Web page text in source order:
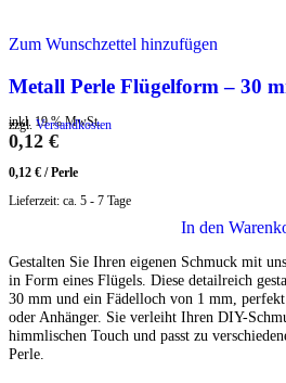
Zum Wunschzettel hinzufügen
Metall Perle Flügelform – 30
inkl. 19 % MwSt.
zzgl. Versandkosten
0,12 €
0,12 € /Perle
Lieferzeit: ca. 5 - 7 Tage
In den
Gestalten Sie Ihren eigenen Schmuck mit
in Form eines Flügels. Diese detailreich
30 mm und ein Fädelloch von 1 mm,
oder Anhänger. Sie verleiht Ihren DIY-
himmlischen Touch und passt zu
Perle.